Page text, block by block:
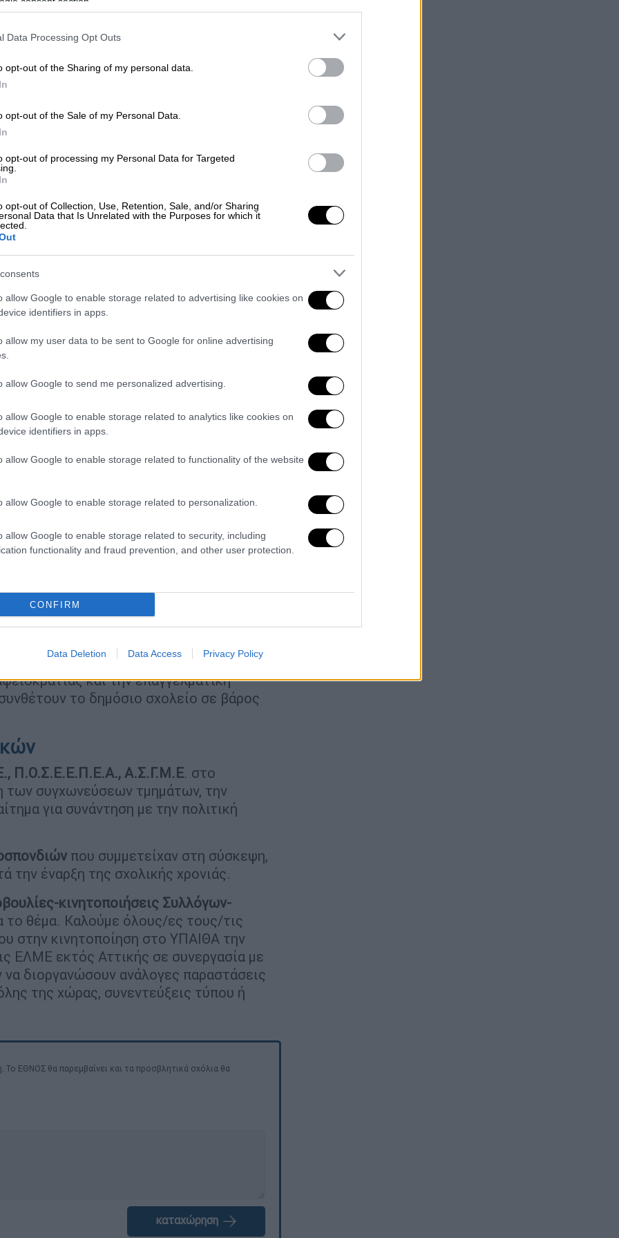
Data Processing Opt Outs
opt-out of the Sharing of my personal data.
opt-out of the Sale of my Personal Data.
opt-out of processing my Personal Data for Targeted
opt-out of Collection, Use, Retention, Sale, and/or Sharing
Data that Is Unrelated with the Purposes for which it
allow Google to enable storage related to advertising like cookies on
identifiers in apps.
allow my user data to be sent to Google for online advertising
allow Google to send me personalized advertising.
allow Google to enable storage related to analytics like cookies on
identifiers in apps.
allow Google to enable storage related to functionality of the website
allow Google to enable storage related to personalization.
allow Google to enable storage related to security, including
functionality and fraud prevention, and other user protection.
CONFIRM
Data Deletion Data Access Privacy Policy
σε ακτοπλοϊκά και
προβλέπει τη
προηγούμενες ημέρες τους γονείς οι
διαμαρτυρίας έξω από τα κτίρια που
και Δευτεροβάθμιας Εκπαίδευσης
4/9/2024, στις 14:00,
συγκέντρωση διαμαρτυρίας στο
Μέσης Εκπαίδευσης
των εκπαιδευτικών Ομοσπονδιών (ΟΛΜΕ,
Γονέων με θέμα τις εκατοντάδες
σε σχολεία πρωτοβάθμιας και
τα στοιχεία των Ομοσπονδιών
και καταργούνται, κατά παράβαση της
μαθητές/τριες που έχουν
με τεράστιες συνέπειες τόσο
τριών όσο και στα εργασιακά
στα
ΕΠΑΛ, παρότι ήδη συμπληρώνουν
και οι εγγραφές των
προφορικές οδηγίες για
τριών σε άλλασχολεία. Πρόκειται για
δημόσιας εκπαίδευσης που σε
σχολικές υποδομές, τους/τις
και σκηνές σε διάφορες περιοχές
776 ευρώ των νεοδιόριστων, τις
και την επαγγελματική
το δημόσιο σχολείο σε βάρος
Π.Ο.Σ.Ε.Ε.Π.Ε.Α., Α.Σ.Γ.Μ.Ε. στο
των συγχωνεύσεων τμημάτων, την
για συνάντηση με την πολιτική
που συμμετείχαν στη σύσκεψη,
την έναρξη της σχολικής χρονιάς.
κινητοποιήσεις Συλλόγων-
το θέμα. Καλούμε όλους/ες τους/τις
στην κινητοποίηση στο ΥΠΑΙΘΑ την
ΕΛΜΕ εκτός Αττικής σε συνεργασία με
διοργανώσουν ανάλογες παραστάσεις
της χώρας, συνεντεύξεις τύπου ή
ΕΘΝΟΣ θα παρεμβαίνει και τα προσβλητικά σχόλια θα
καταχώρηση